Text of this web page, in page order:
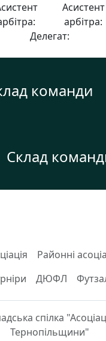
Асистент
арбітра:
Делегат:
команди
Склад
Районні
ДЮФЛ
спілка
Тернопільщини"